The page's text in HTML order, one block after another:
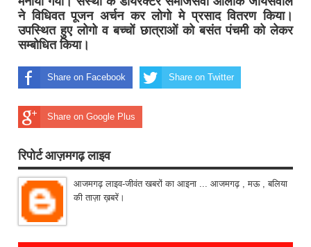
ने विधिवत पूजन अर्चन कर लोगो मे प्रसाद वितरण किया।
उपस्थित हुए लोगो व बच्चों छात्राओं को बसंत पंचमी को लेकर
सम्बोधित किया।
Share on Facebook Share on Twitter
Share on Google Plus
रिपोर्ट आज़मगढ़ लाइव
आजमगढ़ लाइव-जीवंत खबरों का आइना ... आजमगढ़ , मऊ , बलिया
की ताज़ा ख़बरें।